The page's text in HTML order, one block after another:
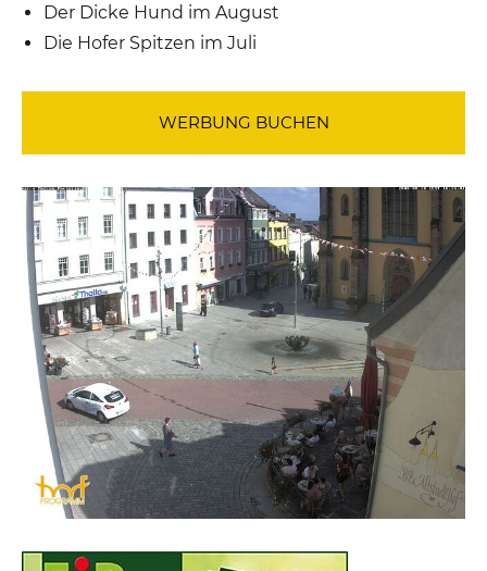
Der Dicke Hund im August
Die Hofer Spitzen im Juli
WERBUNG BUCHEN